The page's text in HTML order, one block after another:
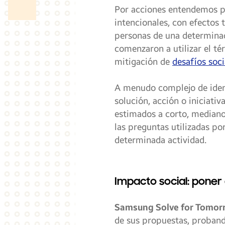
Por acciones entendemos
intencionales, con efectos
personas de una
comenzaron a utilizar el
mitigación de desafíos
A menudo complejo de
solución, acción o
estimados a corto,
las preguntas utilizadas
determinada actividad.
Impacto social:
Samsung Solve for
de sus propuestas,